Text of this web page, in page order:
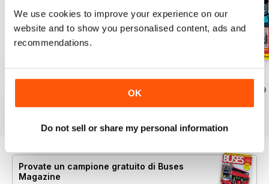
We use cookies to improve your experience on our
website and to show you personalised content, ads and
recommendations.
OK
Do not sell or share my personal information
Vista|Al carrello
Acquista per
Vista|Al carrello
€6,99
Vista|Al carrello
Provate un campione gratuito di Buses
Magazine